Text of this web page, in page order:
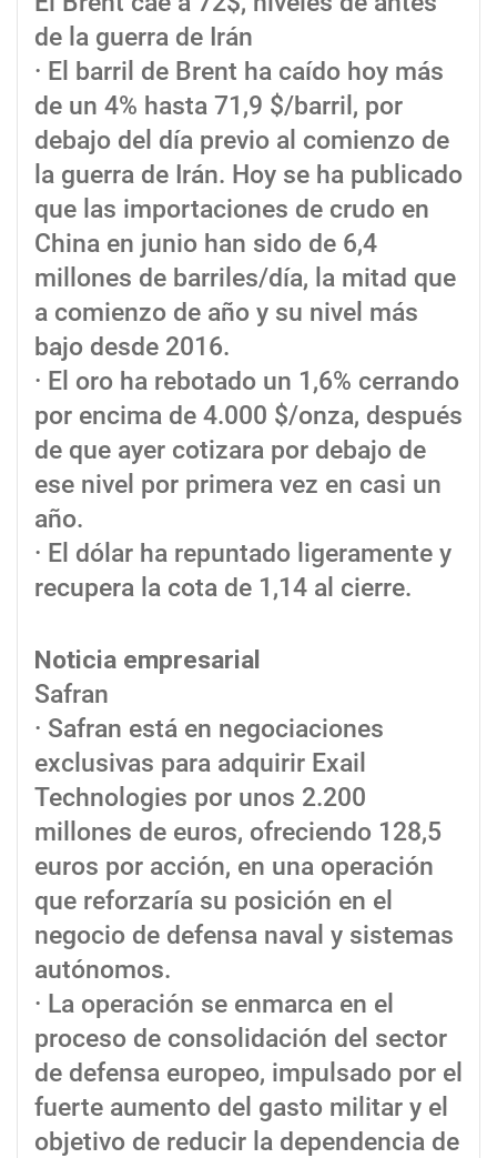
de la guerra de Irán
· El barril de Brent ha caído hoy más
de un 4% hasta 71,9 $/barril, por
debajo del día previo al comienzo de
la guerra de Irán. Hoy se ha publicado
que las importaciones de crudo en
China en junio han sido de 6,4
millones de barriles/día, la mitad que
a comienzo de año y su nivel más
bajo desde 2016.
· El oro ha rebotado un 1,6% cerrando
por encima de 4.000 $/onza, después
de que ayer cotizara por debajo de
ese nivel por primera vez en casi un
año.
· El dólar ha repuntado ligeramente y
recupera la cota de 1,14 al cierre.
Noticia empresarial
Safran
· Safran está en negociaciones
exclusivas para adquirir Exail
Technologies por unos 2.200
millones de euros, ofreciendo 128,5
euros por acción, en una operación
que reforzaría su posición en el
negocio de defensa naval y sistemas
autónomos.
· La operación se enmarca en el
proceso de consolidación del sector
de defensa europeo, impulsado por el
fuerte aumento del gasto militar y el
objetivo de reducir la dependencia de